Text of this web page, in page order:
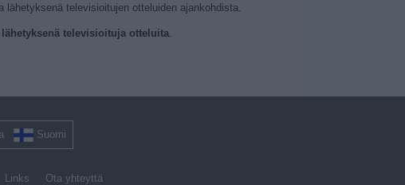
televisioitujen otteluiden ajankohdista.
televisioituja otteluita.
Suomi
Links Ota yhteyttä